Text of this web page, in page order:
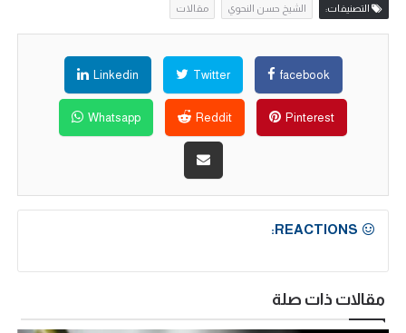
التصنيفات: الشيخ حسن النحوي مقالات
facebook
Twitter
Linkedin
Pinterest
Reddit
Whatsapp
REACTIONS:
مقالات ذات صلة